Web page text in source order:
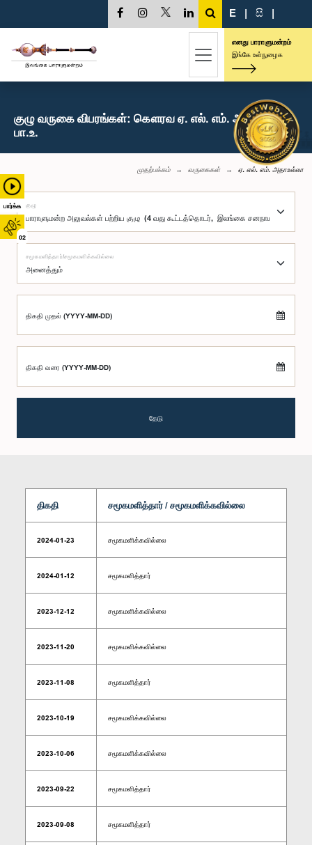
பார்க்க
02
E | සි |
எனது பாராளுமன்றம்
இங்கே உள்நுழைக
குழு வருகை விபரங்கள்: கௌரவ ஏ. எல். எம். அதாஉல்லா,
பா.உ.
முதற்பக்கம் வருகைகள் ஏ. எல். எம். அதாஉல்லா
குழு
சமூகமளித்தார்/சமூகமளிக்கவில்லை
திகதி முதல் (YYYY-MM-DD)
திகதி வரை (YYYY-MM-DD)
தேடு
திகதி சமூகமளித்தார் / சமூகமளிக்கவில்லை
2024-01-23 சமூகமளிக்கவில்லை
2024-01-12 சமூகமளித்தார்
2023-12-12 சமூகமளிக்கவில்லை
2023-11-20 சமூகமளிக்கவில்லை
2023-11-08 சமூகமளித்தார்
2023-10-19 சமூகமளிக்கவில்லை
2023-10-06 சமூகமளிக்கவில்லை
2023-09-22 சமூகமளித்தார்
2023-09-08 சமூகமளித்தார்